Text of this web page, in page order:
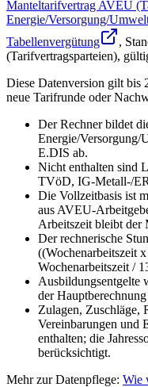
Manteltarifvertrag AVEU
Energie/Versorgung/
Tabellenvergütung
,
(Tarifvertragsparteien),
Diese Datenversion gilt bis
neue Tarifrunde oder
Der Rechner bildet
Energie/
E.DIS ab.
Nicht enthalten sind
TVöD, IG-Metall-/
Die Vollzeitbasis ist
aus AVEU-
Arbeitszeit bleibt der
Der rechnerische
((Wochenarbeitszeit
Wochenarbeitszeit /
Ausbildungsentgelte
der
Zulagen, Zuschläge,
Vereinbarungen und
enthalten; die
berücksichtigt.
Mehr zur Datenpflege: Wie